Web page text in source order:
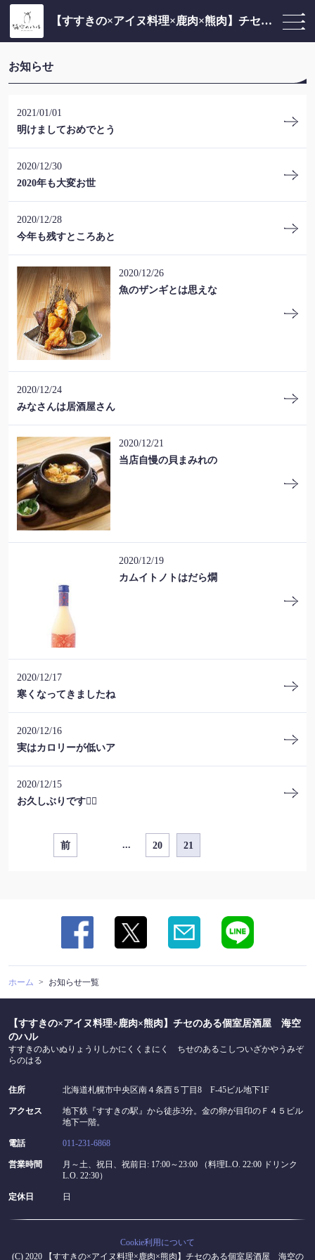
【すすきの×アイヌ料理×鹿肉×熊肉】チセのある個室居酒屋 海空のハル
お知らせ
2021/01/01
明けましておめでとう
2020/12/30
2020年も大変お世
2020/12/28
今年も残すところあと
2020/12/26
魚のザンギとは思えな
2020/12/24
みなさんは居酒屋さん
2020/12/21
当店自慢の貝まみれの
2020/12/19
カムイトノトはだら燗
2020/12/17
寒くなってきましたね
2020/12/16
実はカロリーが低いア
2020/12/15
お久しぶりです🙋‍♂
前 ... 20 21
ホーム お知らせ一覧
【すすきの×アイヌ料理×鹿肉×熊肉】チセのある個室居酒屋 海空
のハル
すすきのあいぬりょうりしかにくくまにく ちせのあるこしついざかやうみぞ
らのはる
住所 北海道札幌市中央区南４条西５丁目8 F-45ビル地下1F
アクセス
地下鉄『すすきの駅』から徒歩3分。金の卵が目印のＦ４５ビル
地下一階。
電話 011-231-6868
営業時間
月～土、祝日、祝前日: 17:00～23:00 （料理L.O. 22:00 ドリンク
L.O. 22:30）
定休日 日
Cookie利用について
(C) 2020 【すすきの×アイヌ料理×鹿肉×熊肉】チセのある個室居酒屋 海空の
この店舗情報をシェアする
お知らせ | 【すすきの×アイヌ料理×鹿肉×熊肉】チセのある
個室居酒屋 海空のハル
北海道札幌市中央区南４条西５丁目8 F-45ビル地下1F
https://umizoranoharu-susukino.owst.jp/blogs